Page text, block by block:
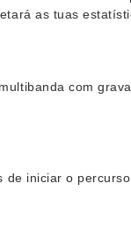
as tuas
com
iniciar o